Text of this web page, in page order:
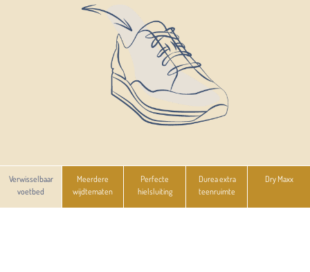
Verwisselbaar
voetbed
Meerdere
wijdtematen
Perfecte
hielsluiting
Durea extra
teenruimte
Dry Maxx